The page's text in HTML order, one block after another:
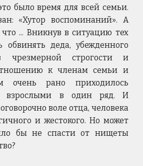
было время для всей семьи.
«Хутор воспоминаний». А
... Вникнув в ситуацию тех
обвинять деда, убежденного
чрезмерной строгости и
к членам семьи и
очень рано приходилось
взрослыми в один ряд. И
воле отца, человека
и жестокого. Но может
бы не спасти от нищеты